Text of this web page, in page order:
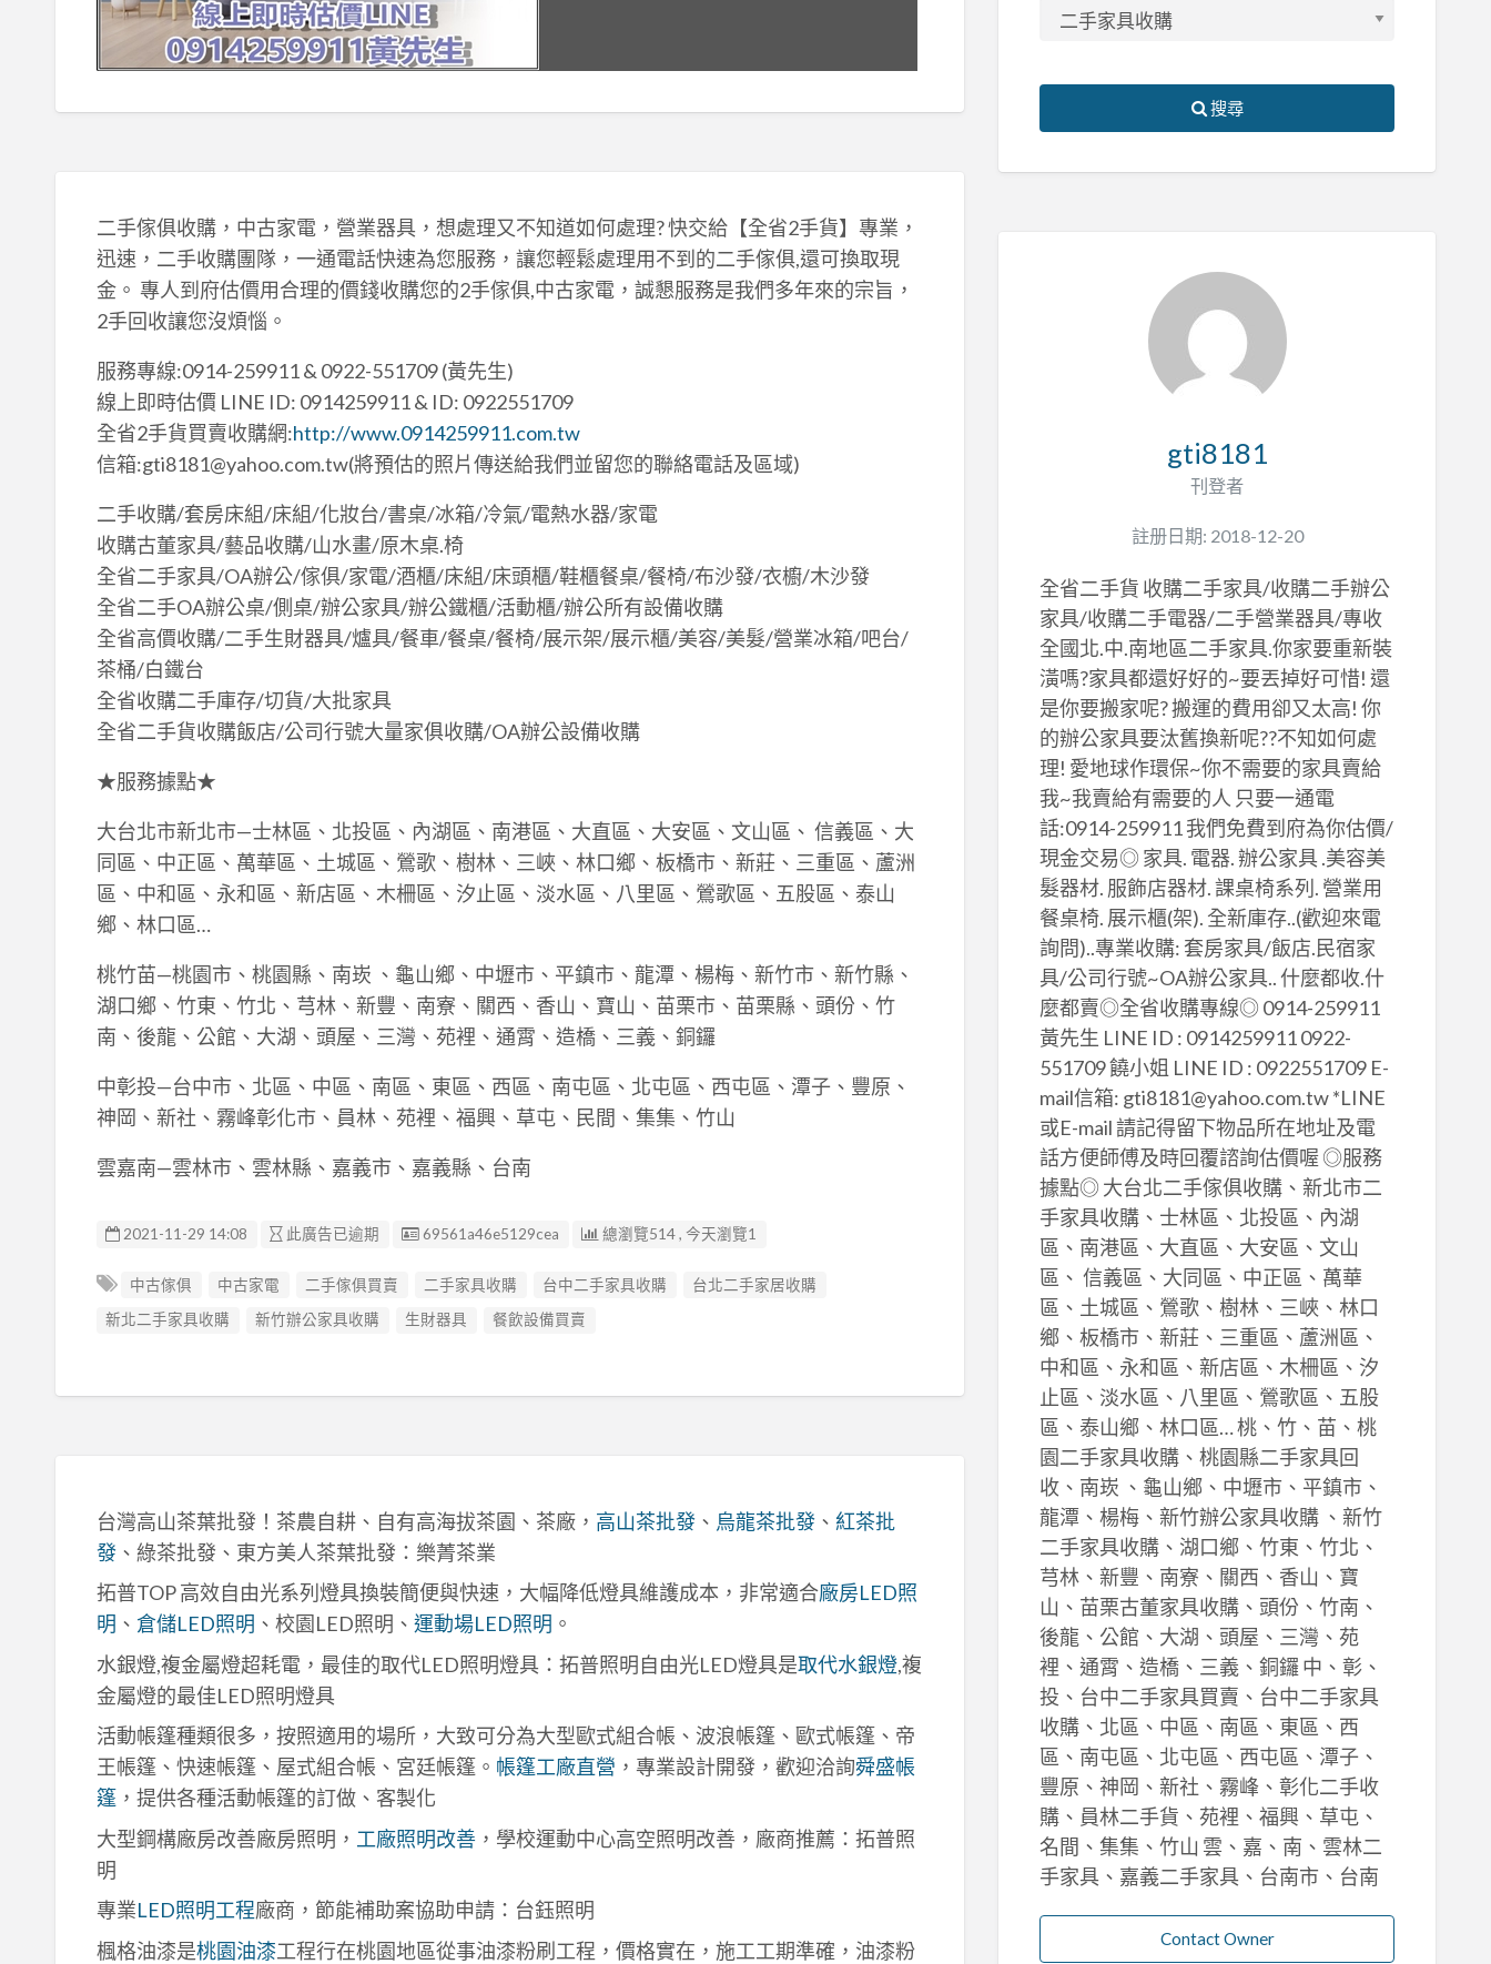
二手傢俱收購，中古家電，營業器具，想處理又不知道如何處理? 快交給【全省2手貨】專業，
迅速，二手收購團隊，一通電話快速為您服務，讓您輕鬆處理用不到的二手傢俱,還可換取現
金。 專人到府估價用合理的價錢收購您的2手傢俱,中古家電，誠懇服務是我們多年來的宗旨，
2手回收讓您沒煩惱。
服務專線:0914-259911 & 0922-551709 (黃先生)
線上即時估價 LINE ID: 0914259911 & ID: 0922551709
全省2手貨買賣收購網:http://www.0914259911.com.tw
信箱:gti8181@yahoo.com.tw(將預估的照片傳送給我們並留您的聯絡電話及區域)
二手收購/套房床組/床組/化妝台/書桌/冰箱/冷氣/電熱水器/家電
收購古董家具/藝品收購/山水畫/原木桌.椅
全省二手家具/OA辦公/傢俱/家電/酒櫃/床組/床頭櫃/鞋櫃餐桌/餐椅/布沙發/衣櫥/木沙發
全省二手OA辦公桌/側桌/辦公家具/辦公鐵櫃/活動櫃/辦公所有設備收購
全省高價收購/二手生財器具/爐具/餐車/餐桌/餐椅/展示架/展示櫃/美容/美髮/營業冰箱/吧台/
茶桶/白鐵台
全省收購二手庫存/切貨/大批家具
全省二手貨收購飯店/公司行號大量家俱收購/OA辦公設備收購
★服務據點★
大台北市新北市—士林區、北投區、內湖區、南港區、大直區、大安區、文山區、 信義區、大
同區、中正區、萬華區、土城區、鶯歌、樹林、三峽、林口鄉、板橋市、新莊、三重區、蘆洲
區、中和區、永和區、新店區、木柵區、汐止區、淡水區、八里區、鶯歌區、五股區、泰山
鄉、林口區…
桃竹苗—桃園市、桃園縣、南崁 、龜山鄉、中壢市、平鎮市、龍潭、楊梅、新竹市、新竹縣、
湖口鄉、竹東、竹北、芎林、新豐、南寮、關西、香山、寶山、苗栗市、苗栗縣、頭份、竹
南、後龍、公館、大湖、頭屋、三灣、苑裡、通霄、造橋、三義、銅鑼
中彰投—台中市、北區、中區、南區、東區、西區、南屯區、北屯區、西屯區、潭子、豐原、
神岡、新社、霧峰彰化市、員林、苑裡、福興、草屯、民間、集集、竹山
雲嘉南—雲林市、雲林縣、嘉義市、嘉義縣、台南
2021-11-29 14:08 此廣告已逾期 廣告编號
69561a46e5129cea 總瀏覽514 , 今天瀏覽1
中古傢俱 中古家電 二手傢俱買賣 二手家具收購 台中二手家具收購
台北二手家居收購
新北二手家具收購
新竹辦公家具收購 生財器具 餐飲設備買賣
台灣高山茶葉批發！茶農自耕、自有高海拔茶園、茶廠， 高山茶批發、 烏龍茶批發、 紅茶批
發、綠茶批發、東方美人茶葉批發：樂菁茶業
拓普TOP 高效自由光系列燈具換裝簡便與快速，大幅降低燈具維護成本，非常適合廠房LED照
明 、 倉儲LED照明 、校園LED照明、 運動場LED照明 。
水銀燈,複金屬燈超耗電，最佳的取代LED照明燈具：拓普照明自由光LED燈具是取代水銀燈,複
金屬燈的最佳LED照明燈具
活動帳篷種類很多，按照適用的場所，大致可分為大型歐式組合帳、波浪帳篷、歐式帳篷、帝
王帳篷、快速帳篷、屋式組合帳、宮廷帳篷。 帳篷工廠直營 ，專業設計開發，歡迎洽詢舜盛帳
篷，提供各種活動帳篷的訂做、客製化
大型鋼構廠房改善廠房照明， 工廠照明改善，學校運動中心高空照明改善，廠商推薦：拓普照
明
專業LED照明工程廠商，節能補助案協助申請：台鈺照明
楓格油漆是桃園油漆工程行在桃園地區從事油漆粉刷工程，價格實在，施工工期準確，油漆粉
搜尋
gti8181
刊登者
註册日期: 2018-12-20
全省二手貨 收購二手家具/收購二手辦公
家具/收購二手電器/二手營業器具/專收
全國北.中.南地區二手家具.你家要重新裝
潢嗎?家具都還好好的~要丟掉好可惜! 還
是你要搬家呢? 搬運的費用卻又太高! 你
的辦公家具要汰舊換新呢??不知如何處
理! 愛地球作環保~你不需要的家具賣給
我~我賣給有需要的人 只要一通電
話:0914-259911 我們免費到府為你估價/
現金交易◎ 家具. 電器. 辦公家具 .美容美
髮器材. 服飾店器材. 課桌椅系列. 營業用
餐桌椅. 展示櫃(架). 全新庫存..(歡迎來電
詢問)..專業收購: 套房家具/飯店.民宿家
具/公司行號~OA辦公家具.. 什麼都收.什
麼都賣◎全省收購專線◎ 0914-259911
黃先生 LINE ID : 0914259911 0922-
551709 饒小姐 LINE ID : 0922551709 E-
mail信箱: gti8181@yahoo.com.tw *LINE
或E-mail 請記得留下物品所在地址及電
話方便師傅及時回覆諮詢估價喔 ◎服務
據點◎ 大台北二手傢俱收購、新北市二
手家具收購、士林區、北投區、內湖
區、南港區、大直區、大安區、文山
區、 信義區、大同區、中正區、萬華
區、土城區、鶯歌、樹林、三峽、林口
鄉、板橋市、新莊、三重區、蘆洲區、
中和區、永和區、新店區、木柵區、汐
止區、淡水區、八里區、鶯歌區、五股
區、泰山鄉、林口區… 桃、竹、苗、桃
園二手家具收購、桃園縣二手家具回
收、南崁 、龜山鄉、中壢市、平鎮市、
龍潭、楊梅、新竹辦公家具收購 、新竹
二手家具收購、湖口鄉、竹東、竹北、
芎林、新豐、南寮、關西、香山、寶
山、苗栗古董家具收購、頭份、竹南、
後龍、公館、大湖、頭屋、三灣、苑
裡、通霄、造橋、三義、銅鑼 中、彰、
投、台中二手家具買賣、台中二手家具
收購、北區、中區、南區、東區、西
區、南屯區、北屯區、西屯區、潭子、
豐原、神岡、新社、霧峰、彰化二手收
購、員林二手貨、苑裡、福興、草屯、
名間、集集、竹山 雲、嘉、南、雲林二
手家具、嘉義二手家具、台南市、台南
Contact Owner